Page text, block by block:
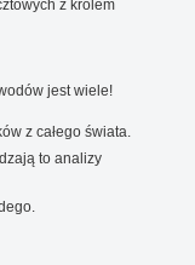
z królem
jest wiele!
z całego świata.
to analizy